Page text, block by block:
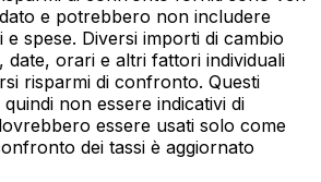
e potrebbero non includere
spese. Diversi importi di cambio
date, orari e altri fattori individuali
risparmi di confronto. Questi
non essere indicativi di
essere usati solo come
dei tassi è aggiornato